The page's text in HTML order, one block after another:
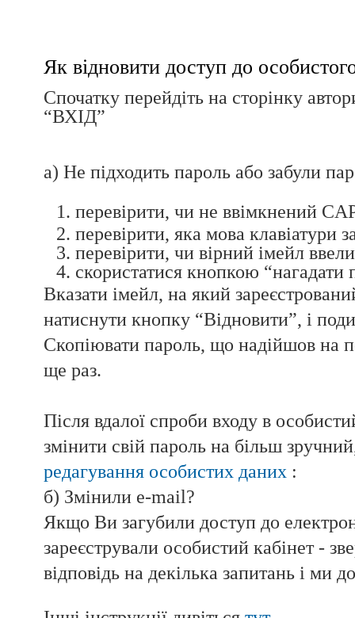
Як відновити доступ до
Спочатку перейдіть на сторінку
“ВХІД”
а) Не підходить пароль або забули
перевірити, чи не ввімкнений
перевірити, яка мова клавіатури
перевірити, чи вірний імейл
скористатися кнопкою “нагадати
Вказати імейл, на який
натиснути кнопку “Відновити”, і
Скопіювати пароль, що надійшов на
ще раз.
Після вдалої спроби входу в
змінити свій пароль на більш
редагування особистих даних :
б) Змінили e-mail?
Якщо Ви загубили доступ до
зареєстрували особистий кабінет -
відповідь на декілька запитань і ми